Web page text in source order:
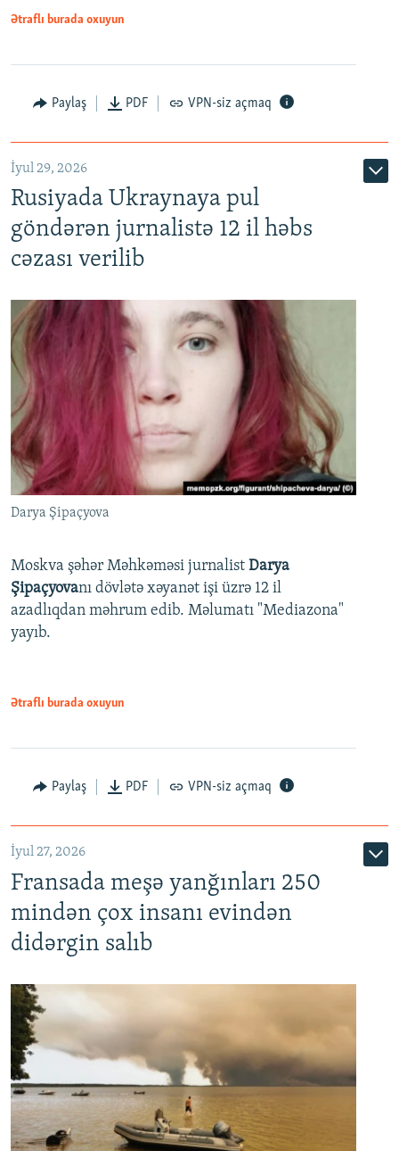
Ətraflı burada oxuyun
Paylaş PDF VPN-siz açmaq
İyul 29, 2026
Rusiyada Ukraynaya pul
göndərən jurnalistə 12 il həbs
cəzası verilib
Darya Şipaçyova
Moskva şəhər Məhkəməsi jurnalist Darya
Şipaçyovanı dövlətə xəyanət işi üzrə 12 il
azadlıqdan məhrum edib. Məlumatı "Mediazona"
yayıb.
Ətraflı burada oxuyun
Paylaş PDF VPN-siz açmaq
İyul 27, 2026
Fransada meşə yanğınları 250
mindən çox insanı evindən
didərgin salıb